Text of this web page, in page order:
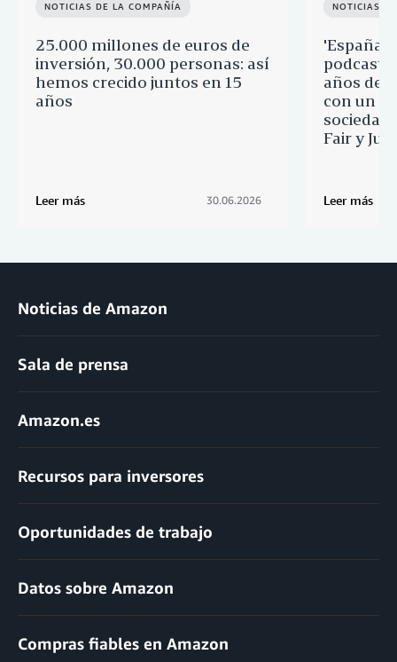
NOTICIAS DE LA COMPAÑÍA
25.000 millones de euros de
inversión, 30.000 personas: así
hemos crecido juntos en 15
años
Leer más 30.06.2026
NOTICIAS
'España
podcast
años de
con un
sociedad
Fair y
Leer más
Noticias de Amazon
Sala de prensa
Amazon.es
Recursos para inversores
Oportunidades de trabajo
Datos sobre Amazon
Compras fiables en Amazon